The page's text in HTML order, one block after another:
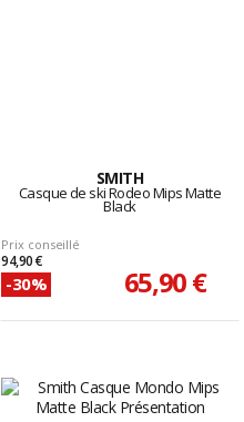
SMITH
Casque de ski Rodeo Mips Matte
Black
Prix conseillé
94,90 €
-30% 65,90 €